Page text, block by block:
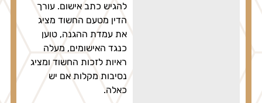
להגיש כתב אישום. עורך
הדין מטעם החשוד מציג
את עמדת ההגנה, טוען
כנגד האישומים, מעלה
ראיות לזכות החשוד ומציג
נסיבות מקלות אם יש
כאלה.